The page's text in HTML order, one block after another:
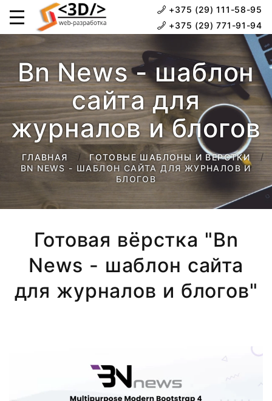
+375 (29) 111-58-95
+375 (29) 771-91-94
Bn News - шаблон
сайта для
журналов и блогов
ГЛАВНАЯ
ГОТОВЫЕ ШАБЛОНЫ И ВЕРСТКИ
BN NEWS - ШАБЛОН САЙТА ДЛЯ ЖУРНАЛОВ И
БЛОГОВ
Готовая вёрстка "Bn
News - шаблон сайта
для журналов и блогов"